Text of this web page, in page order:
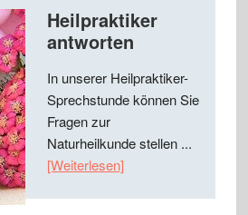
Heilpraktiker
antworten
In unserer Heilpraktiker-
Sprechstunde können Sie
Fragen zur
Naturheilkunde stellen ...
[Weiterlesen]